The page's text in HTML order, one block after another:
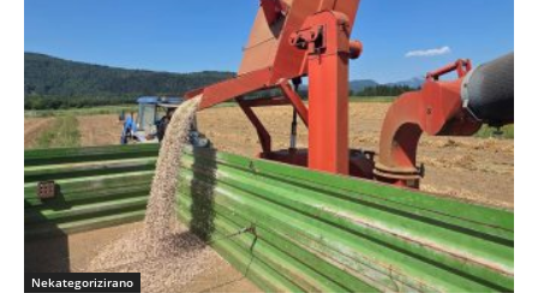
Nekategorizirano